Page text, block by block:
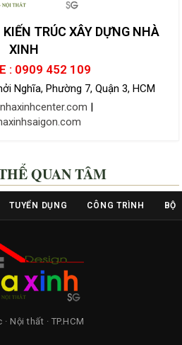
TRÚC XÂY DỰNG NHÀ
XINH
: 0909 452 109
Nghĩa, Phường 7, Quận 3, HCM
nhaxinhcenter.com |
QUAN TÂM
TUYỂN DỤNG CÔNG TRÌNH BỘ
Nội thất · TP.HCM